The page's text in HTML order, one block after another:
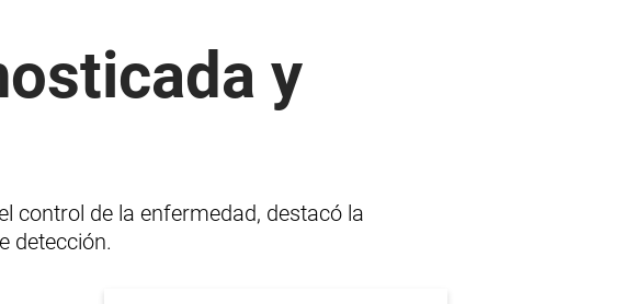
y
control de la enfermedad, destacó la
detección.